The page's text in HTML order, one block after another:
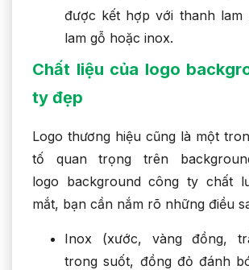
được kết hợp với thanh lam
lam gỗ hoặc inox.
Chất liệu của logo
ty đẹp
Logo thương hiệu cũng là một
tố quan trọng trên
logo background công ty chất
mắt, bạn cần nắm rõ những điều
Inox (xước, vàng đồng,
trong suốt, đồng đỏ đánh